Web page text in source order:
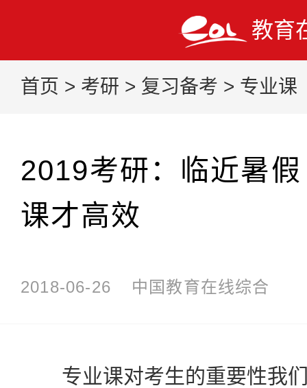
教育
首页 > 考研 > 复习备考 > 专业课
2019考研：临近暑
课才高效
2018-06-26 中国教育在线综合
专业课对考生的重要性我们